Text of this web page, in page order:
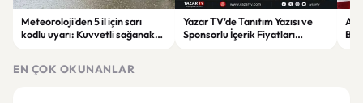
Meteoroloji'den 5 il için sarı
kodlu uyarı: Kuvvetli sağanak
Yazar TV’de Tanıtım Yazısı ve
Sponsorlu İçerik Fiyatları
EN ÇOK OKUNANLAR